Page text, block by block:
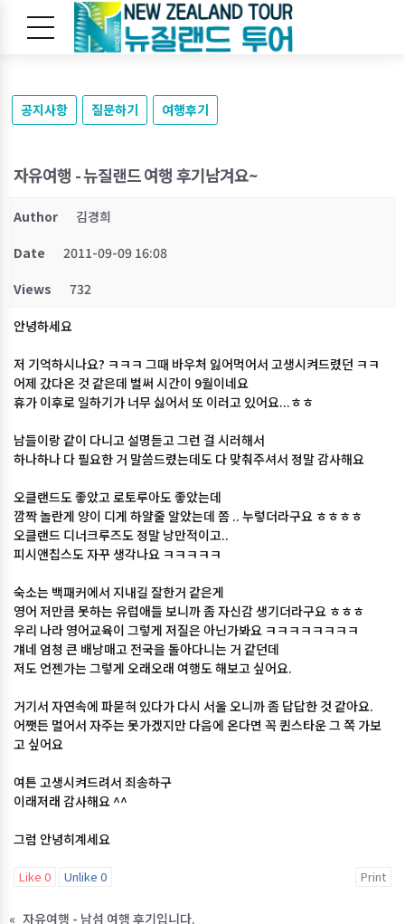
공지사항 질문하기 여행후기
자유여행 - 뉴질랜드 여행 후기남겨요~
Author
김경희
Date
2011-09-09 16:08
Views
732
안녕하세요
저 기억하시나요? ㅋㅋㅋ 그때 바우처 잃어먹어서 고생시켜드렸던 ㅋㅋ
어제 갔다온 것 같은데 벌써 시간이 9월이네요
휴가 이후로 일하기가 너무 싫어서 또 이러고 있어요...ㅎㅎ
남들이랑 같이 다니고 설명듣고 그런 걸 시러해서
하나하나 다 필요한 거 말씀드렸는데도 다 맞춰주셔서 정말 감사해요
오클랜드도 좋았고 로토루아도 좋았는데
깜짝 놀란게 양이 디게 하얄줄 알았는데 쫌 .. 누렇더라구요 ㅎㅎㅎㅎ
오클랜드 디너크루즈도 정말 낭만적이고..
피시앤칩스도 자꾸 생각나요 ㅋㅋㅋㅋㅋ
숙소는 백패커에서 지내길 잘한거 같은게
영어 저만큼 못하는 유럽애들 보니까 좀 자신감 생기더라구요 ㅎㅎㅎ
우리 나라 영어교육이 그렇게 저질은 아닌가봐요 ㅋㅋㅋㅋㅋㅋㅋㅋ
걔네 엄청 큰 배낭매고 전국을 돌아다니는 거 같던데
저도 언젠가는 그렇게 오래오래 여행도 해보고 싶어요.
거기서 자연속에 파묻혀 있다가 다시 서울 오니까 좀 답답한 것 같아요.
어쨋든 멀어서 자주는 못가겠지만 다음에 온다면 꼭 퀸스타운 그 쪽 가보
고 싶어요
여튼 고생시켜드려서 죄송하구
이래저래 감사해요 ^^
그럼 안녕히계세요
Like 0 Unlike 0 Print
« 자유여행 - 남섬 여행 후기입니다.